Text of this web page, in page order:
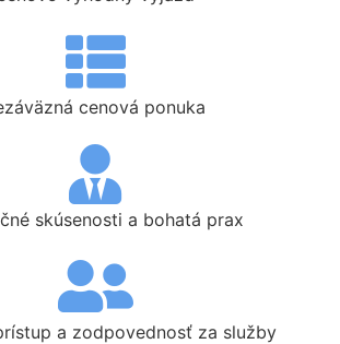
cenová ponuka
skúsenosti a bohatá prax
a zodpovednosť za služby